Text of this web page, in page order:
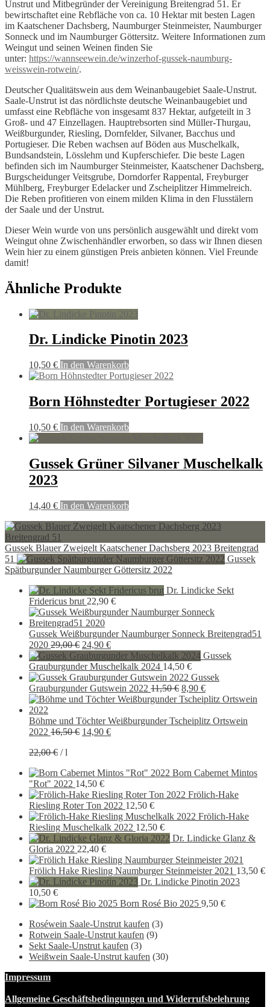
Unstrut und Mitbegründer der Vereinigung Breitengrad 51. Er
bewirtschaftet eine Rebfläche von ca. 10 Hektar mit besten Lagen
im Kaatschener Dachsberg, Naumburger Steinmeister, Naumburger
Sonneck und im Naumburger Göttersitz. Weitere Informationen zum
Weingut und seinen Weinen finden Sie
unter: https://wannseewein.de/winzerhof-gussek-naumburg-
weisswein-rotwein/.
Deutscher Qualitätswein aus dem Weinanbaugebiet Saale-Unstrut.
Saale-Unstrut ist das nördlichste deutsche Weinanbaugebiet und
umfasst eine Rebfläche von insgesamt 837 Hektar, aufgeteilt in 3
Groß- und 47 Einzellagen. Hauptrebsorten sind Müller-Thurgau,
Weißburgunder, Riesling, Dornfelder, Silvaner, Bacchus und
Portugieser. Die Reben wachsen auf Böden aus Muschelkalk,
Bundsandstein, Lösslehm und Kupferschiefer. Die beste Lagen
befinden sich im Naumburger Steinmeister, Kaatschener Dachsberg,
Burgscheidunger Veitsgrube, Dorndorfer Rappental, Freyburger
Mühlberg, Freyburger Edelacker und Zscheiplitzer Himmelreich.
Die Reben profitieren von einem milden Klima in den Flusstälern
der Saale und der Unstrut.
Dieser Wein wurde von uns persönlich ausgewählt und direkt vom
Weingut ohne Zwischenhändler erworben, so dass wir Ihnen diesen
Wein hier zu einem günstigen Preis anbieten können. Viel Freunde
damit!
Ähnliche Produkte
Dr. Lindicke Pinotin 2023
10,50 € In den Warenkorb
Born Höhnstedter Portugieser 2022
10,50 € In den Warenkorb
Gussek Grüner Silvaner Muschelkalk
2023
14,40 € In den Warenkorb
Gussek Blauer Zweigelt Kaatschener Dachsberg 2023 Breitengrad
51
Gussek
Spätburgunder Naumburger Göttersitz 2022
Dr. Lindicke Sekt
Fridericus brut 22,90 €
Gussek Weißburgunder Naumburger Sonneck Breitengrad51
2020 29,00€ Ursprünglicher
Preis
war:
29,00 €
24,90 €Aktueller
Preis
ist:
24,90 €.
Gussek
Grauburgunder Muschelkalk 2024 14,50 €
Gussek
Grauburgunder Gutswein 2022 11,50€ Ursprünglicher
Preis
11,50 €
8,90 €Aktueller
Preis
8,90 €.
Böhme und Töchter Weißburgunder Tscheiplitz Ortswein
2022 16,50€ Ursprünglicher
14,90 €Aktueller
22,00€ /l
Born Cabernet Mintos
"Rot" 2022 14,50 €
Frölich-Hake
Riesling Roter Ton 2022 12,50 €
Frölich-Hake
Riesling Muschelkalk 2022 12,50 €
Dr. Lindicke Glanz &
Gloria 2022 22,40 €
Frölich Hake Riesling Naumburger Steinmeister 2021 13,50 €
Dr. Lindicke Pinotin 2023
10,50 €
Born Rosé Bio 2025 9,50 €
Roséwein Saale-Unstrut kaufen (3)
Rotwein Saale-Unstrut kaufen (9)
Sekt Saale-Unstrut kaufen (3)
Weißwein Saale-Unstrut kaufen (30)
Impressum
Allgemeine Geschäftsbedingungen und Widerrufsbelehrung